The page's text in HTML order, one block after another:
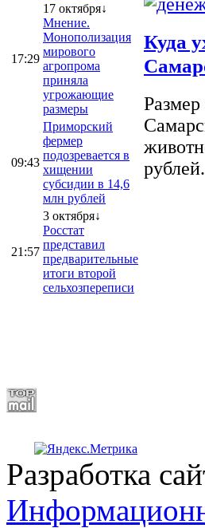
17:29
17 октября↓
Мнение.
Монополизация
мирового
агропрома
приняла
угрожающие
размеры
09:43
Приморский
фермер
подозревается в
хищении
субсидии в 14,6
млн рублей
21:57
3 октября↓
Росстат
представил
предварительные
итоги второй
сельхозпереписи
Куда
Размер
рублей.
Разработка